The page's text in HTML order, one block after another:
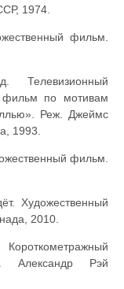
1974.
фильм.
фильм по мотивам
Реж. Джеймс
1993.
фильм.
Художественный
2010.
Александр Рэй